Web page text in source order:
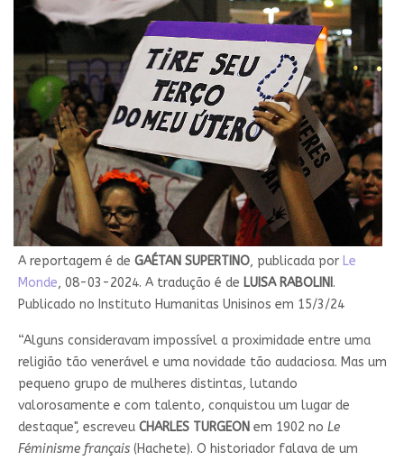
A reportagem é de GAÉTAN SUPERTINO, publicada por Le
Monde, 08-03-2024. A tradução é de LUISA RABOLINI .
Publicado no Instituto Humanitas Unisinos em 15/3/24
“Alguns consideravam impossível a proximidade entre uma
religião tão venerável e uma novidade tão audaciosa. Mas um
pequeno grupo de mulheres distintas, lutando
valorosamente e com talento, conquistou um lugar de
destaque", escreveu CHARLES TURGEON em 1902 no Le
Féminisme français(Hachete). O historiador falava de um